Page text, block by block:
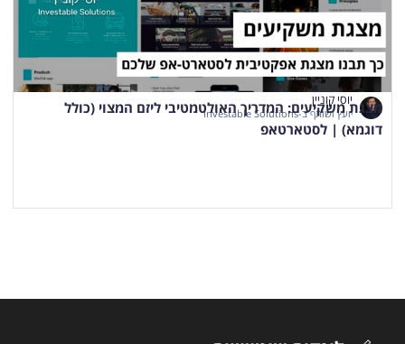
מצגת משקיעים: המדריך האולטמטיבי ליזם המצוי (כולל
דוגמא) | לסטארטאפ
יוסי קוניין
יועץ ושותף ב-Investable Solutions